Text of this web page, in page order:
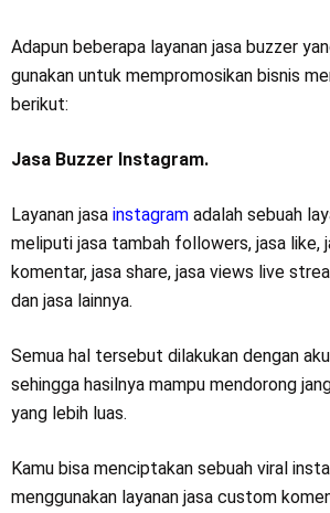
Adapun beberapa layanan jasa buzzer
gunakan untuk mempromosikan bisnis
berikut:
Jasa Buzzer Instagram.
Layanan jasa instagram adalah sebuah
meliputi jasa tambah followers, jasa like,
komentar, jasa share, jasa views live
dan jasa lainnya.
Semua hal tersebut dilakukan dengan
sehingga hasilnya mampu mendorong
yang lebih luas.
Kamu bisa menciptakan sebuah viral
menggunakan layanan jasa custom